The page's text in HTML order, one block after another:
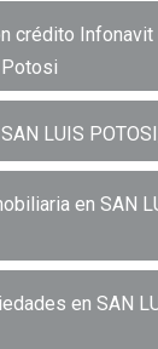
crédito Infonavit
Potosi
LUIS
en SAN
en SAN